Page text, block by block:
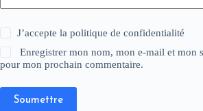
J’accepte lapolitique de confidentialité
Enregistrer mon nom, mon e-mail et mon
pour mon prochain commentaire.
Soumettre